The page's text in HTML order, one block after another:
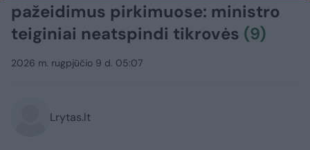
pažeidimus pirkimuose: ministro
teiginiai neatspindi tikrovės (9)
2026 m. rugpjūčio 9 d. 05:07
Lrytas.lt